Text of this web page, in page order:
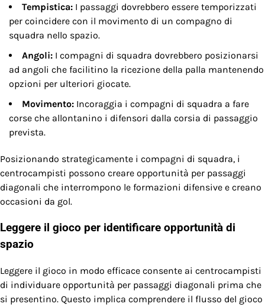
Tempistica: I passaggi dovrebbero essere temporizzati
per coincidere con il movimento di un compagno di
squadra nello spazio.
Angoli: I compagni di squadra dovrebbero posizionarsi
ad angoli che facilitino la ricezione della palla mantenendo
opzioni per ulteriori giocate.
Movimento: Incoraggia i compagni di squadra a fare
corse che allontanino i difensori dalla corsia di passaggio
prevista.
Posizionando strategicamente i compagni di squadra, i
centrocampisti possono creare opportunità per passaggi
diagonali che interrompono le formazioni difensive e creano
occasioni da gol.
Leggere il gioco per identificare opportunità di
spazio
Leggere il gioco in modo efficace consente ai centrocampisti
di individuare opportunità per passaggi diagonali prima che
si presentino. Questo implica comprendere il flusso del gioco